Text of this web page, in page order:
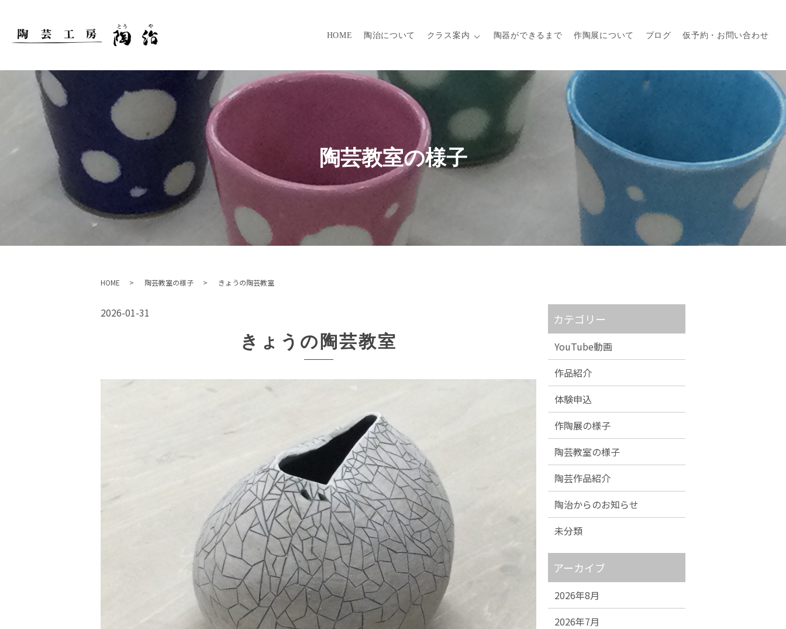
HOME 陶治について クラス案内 陶器ができるまで 作陶展について ブログ 仮予約・お問い合わせ
陶芸教室の様子
HOME 陶芸教室の様子 きょうの陶芸教室
2026-01-31
きょうの陶芸教室
カテゴリー
YouTube動画
作品紹介
体験申込
作陶展の様子
陶芸教室の様子
陶芸作品紹介
陶治からのお知らせ
未分類
アーカイブ
2026年8月
2026年7月